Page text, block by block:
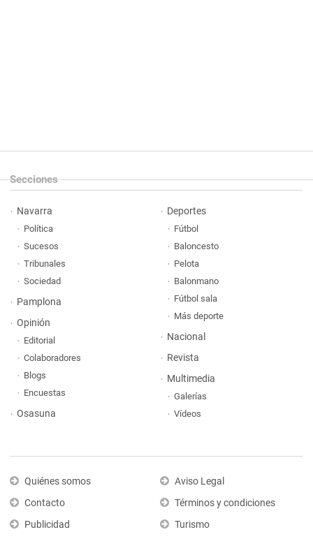
Secciones
Navarra
Política
Sucesos
Tribunales
Sociedad
Pamplona
Opinión
Editorial
Colaboradores
Blogs
Encuestas
Osasuna
Deportes
Fútbol
Baloncesto
Pelota
Balonmano
Fútbol sala
Más deporte
Nacional
Revista
Multimedia
Galerías
Vídeos
Quiénes somos
Contacto
Publicidad
Aviso Legal
Términos y condiciones
Turismo